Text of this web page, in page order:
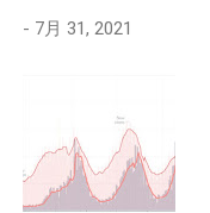
- 7月 31, 2021